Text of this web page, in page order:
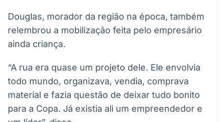
Douglas, morador da região na época, também
relembrou a mobilização feita pelo empresário
ainda criança.
“A rua era quase um projeto dele. Ele envolvia
todo mundo, organizava, vendia, comprava
material e fazia questão de deixar tudo bonito
para a Copa. Já existia ali um empreendedor e